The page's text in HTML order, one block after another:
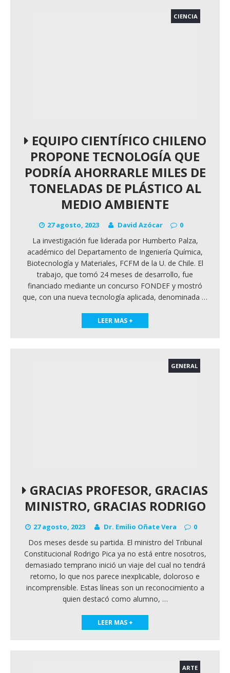
CIENCIA
EQUIPO CIENTÍFICO CHILENO
PROPONE TECNOLOGÍA QUE
PODRÍA AHORRARLE MILES DE
TONELADAS DE PLÁSTICO AL
MEDIO AMBIENTE
27 agosto, 2023 David Azócar 0
La investigación fue liderada por Humberto Palza,
académico del Departamento de Ingeniería Química,
Biotecnología y Materiales, FCFM de la U. de Chile. El
trabajo, que tomó 24 meses de desarrollo, fue
financiado mediante un concurso FONDEF y mostró
que, con una nueva tecnología aplicada, denominada …
LEER MAS +
GENERAL
GRACIAS PROFESOR, GRACIAS
MINISTRO, GRACIAS RODRIGO
27 agosto, 2023 Dr. Emilio Oñate Vera 0
Dos meses desde su partida. El ministro del Tribunal
Constitucional Rodrigo Pica ya no está entre nosotros,
demasiado temprano inició un viaje del cual no tendrá
retorno, lo que nos parece inexplicable, doloroso e
incomprensible. Estas líneas son un reconocimiento a
quien destacó como alumno, …
LEER MAS +
ARTE